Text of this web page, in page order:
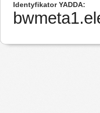
Identyfikator YADDA